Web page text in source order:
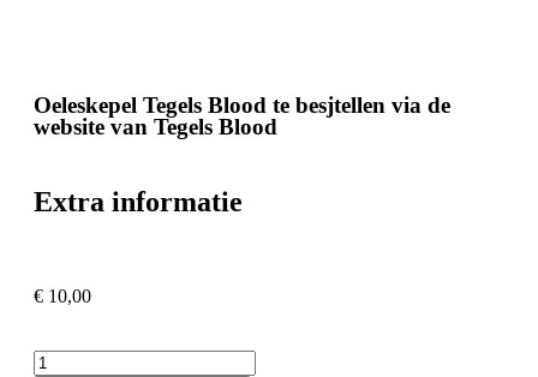
Oeleskepel Tegels Blood te besjtellen via de
website van Tegels Blood
Extra informatie
€ 10,00